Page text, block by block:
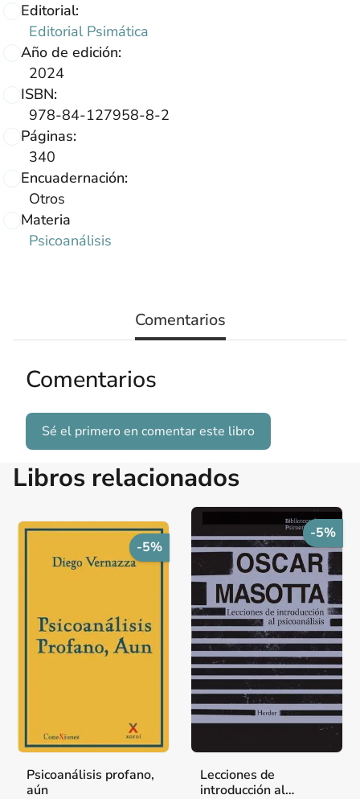
Editorial:
Editorial Psimática
Año de edición:
2024
ISBN:
978-84-127958-8-2
Páginas:
340
Encuadernación:
Otros
Materia
Psicoanálisis
Comentarios
Comentarios
Sé el primero en comentar este libro
Libros relacionados
-5%
Psicoanálisis profano,
aún
-5%
Lecciones de
introducción al